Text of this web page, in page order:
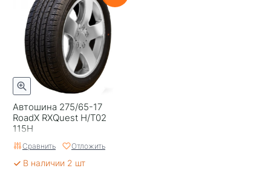
Автошина 275/65-17
RoadX RXQuest H/T02
115H
Сравнить Отложить
В наличии 2 шт